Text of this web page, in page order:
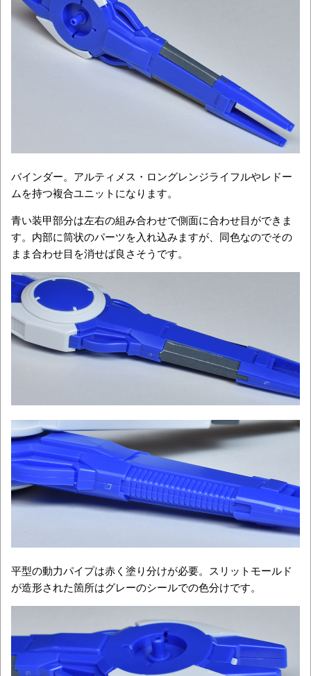
バインダー。アルティメス・ロングレンジライフルやレドー
ムを持つ複合ユニットになります。
青い装甲部分は左右の組み合わせで側面に合わせ目ができま
す。内部に筒状のパーツを入れ込みますが、同色なのでその
まま合わせ目を消せば良さそうです。
平型の動力パイプは赤く塗り分けが必要。スリットモールド
が造形された箇所はグレーのシールでの色分けです。